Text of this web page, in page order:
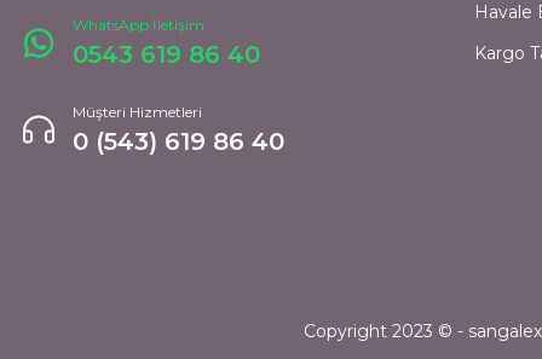
WhatsApp İletişim
0543 619 86 40
Müşteri Hizmetleri
0 (543) 619 86 40
Havale
Kargo
Copyright 2023 © -